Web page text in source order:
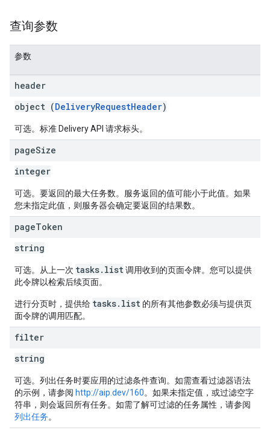
查询参数
参数
header
object (DeliveryRequestHeader)
可选。标准 Delivery API 请求标头。
pageSize
integer
可选。要返回的最大任务数。服务返回的值可能小于此值。如果
您未指定此值，则服务器会确定要返回的结果数。
pageToken
string
可选。从上一次 tasks.list调用收到的页面令牌。您可以提供
此令牌以检索后续页面。
进行分页时，提供给 tasks.list 的所有其他参数必须与提供页
面令牌的调用匹配。
filter
string
可选。列出任务时要应用的过滤条件查询。如需查看过滤器语法
的示例，请参阅 http://aip.dev/160。如果未指定值，或过滤空字
符串，则会返回所有任务。如需了解可过滤的任务属性，请参阅
列出任务。